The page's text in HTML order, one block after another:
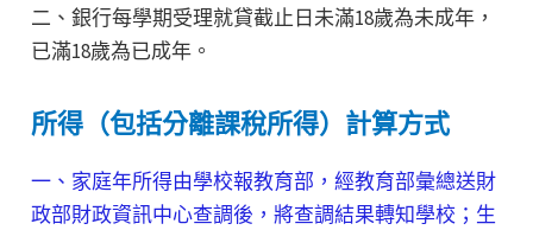
二、銀行每學期受理就貸截止日未滿18歲為未成年，
已滿18歲為已成年。
所得（包括分離課稅所得）計算方式
一、家庭年所得由學校報教育部，經教育部彙總送財
政部財政資訊中心查調後，將查調結果轉知學校；生